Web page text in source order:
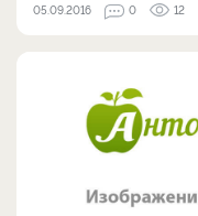
05.09.2016 0 12